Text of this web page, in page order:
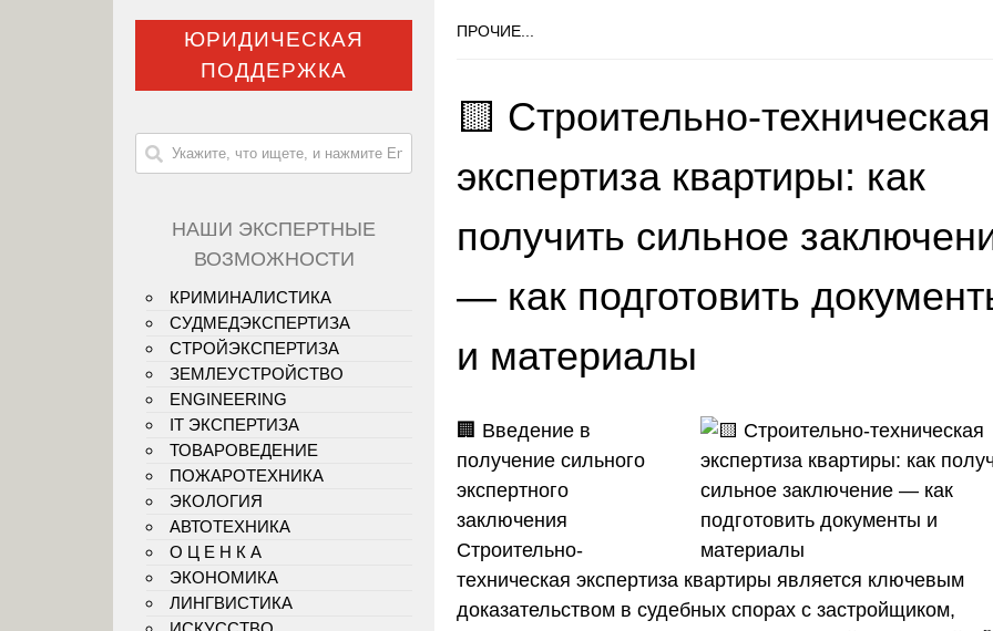
ПРОЧИЕ...
🟨 Строительно-техническая
экспертиза квартиры: как
получить сильное
— как подготовить
и материалы
🏢 Введение в
получение сильного
экспертного
заключения
Строительно-
техническая экспертиза квартиры является ключевым
доказательством в судебных спорах с застройщиком,
ЮРИДИЧЕСКАЯ
ПОДДЕРЖКА
НАШИ ЭКСПЕРТНЫЕ
ВОЗМОЖНОСТИ
КРИМИНАЛИСТИКА
СУДМЕДЭКСПЕРТИЗА
СТРОЙЭКСПЕРТИЗА
ЗЕМЛЕУСТРОЙСТВО
ENGINEERING
IT ЭКСПЕРТИЗА
ТОВАРОВЕДЕНИЕ
ПОЖАРОТЕХНИКА
ЭКОЛОГИЯ
АВТОТЕХНИКА
О Ц Е Н К А
ЭКОНОМИКА
ЛИНГВИСТИКА